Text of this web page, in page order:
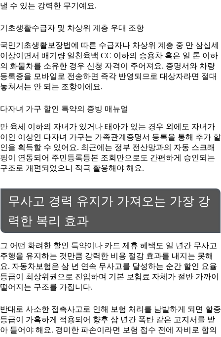
낼 수 있는 강력한 무기예요.
기초생활수급자 및 차상위 계층 우대 조항
국민기초생활보장법에 따른 수급자나 차상위 계층 중 만 삼십세
이상이면서 배기량 일천육백 CC 이하의 승용차 혹은 일 톤 이하
의 화물차를 소유한 경우 신청 자격이 주어져요. 증명서와 차량
등록증을 모바일로 전송하면 즉각 반영되므로 대상자라면 절대
놓쳐서는 안 되는 조항이에요.
다자녀 가구 할인 특약의 증빙 매뉴얼
만 육세 이하의 자녀가 있거나 태아가 있는 경우 외에도 자녀가
이인 이상인 다자녀 가구는 가족관계증명서 등록을 통해 추가 할
인을 획득할 수 있어요. 최근에는 정부 전산망과의 자동 스크래
핑이 연동되어 주민등록등본 조회만으로도 간편하게 승인되는
구조로 개편되었으니 적극 활용해야 해요.
무사고 경력 유지가 가져오는 가장 강
력한 복리 효과
그 어떤 화려한 할인 특약이나 카드 제휴 혜택도 일 년간 무사고
주행을 유지하는 것만큼 강력한 비용 절감 효과를 내지는 못해
요. 자동차보험은 삼 년 연속 무사고를 달성하는 순간 할인 요율
등급이 최상위권으로 진입하며 기본 보험료 자체가 절반 가까이
떨어지는 구조를 가집니다.
반대로 사소한 접촉사고로 인해 보험 처리를 남발하게 되면 할증
등급이 가혹하게 적용되어 향후 삼 년간 폭탄 같은 고지서를 받
아 들어야 해요. 경미한 파손이라면 보험 접수 전에 자비로 합의